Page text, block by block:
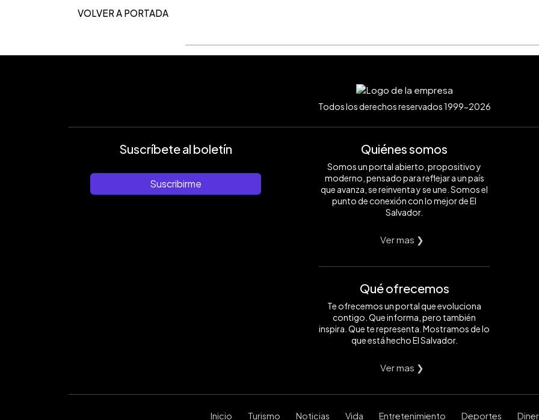
VOLVER A PORTADA
Todos los derechos reservados 1999-2026
Suscríbete al boletín
Suscribirme
Quiénes somos
Somos un portal abierto, propositivo y
moderno, pensado para reflejar a un país
que avanza, se reinventa y se une. Somos el
punto de conexión con lo mejor de El
Salvador.
Ver mas ❯
Qué ofrecemos
Te ofrecemos un portal que evoluciona
contigo. Que informa, pero también
inspira. Que te representa. Mostramos de lo
que está hecho El Salvador.
Ver mas ❯
Inicio Turismo Noticias Vida Entretenimiento Deportes